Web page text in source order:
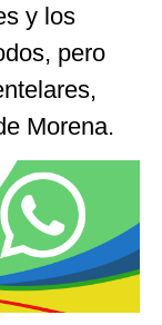
y los
pero
Morena.